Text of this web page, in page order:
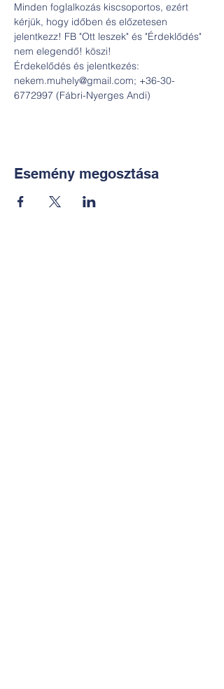
Minden foglalkozás kiscsoportos, ezért
kérjük, hogy időben és előzetesen
jelentkezz! FB "Ott leszek" és "Érdeklődés"
nem elegendő! köszi!
Érdekelődés és jelentkezés:
nekem.muhely@gmail.com; +36-30-
6772997 (Fábri-Nyerges Andi)
Esemény megosztása